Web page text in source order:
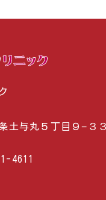
土与丸５丁目９−３３
4611